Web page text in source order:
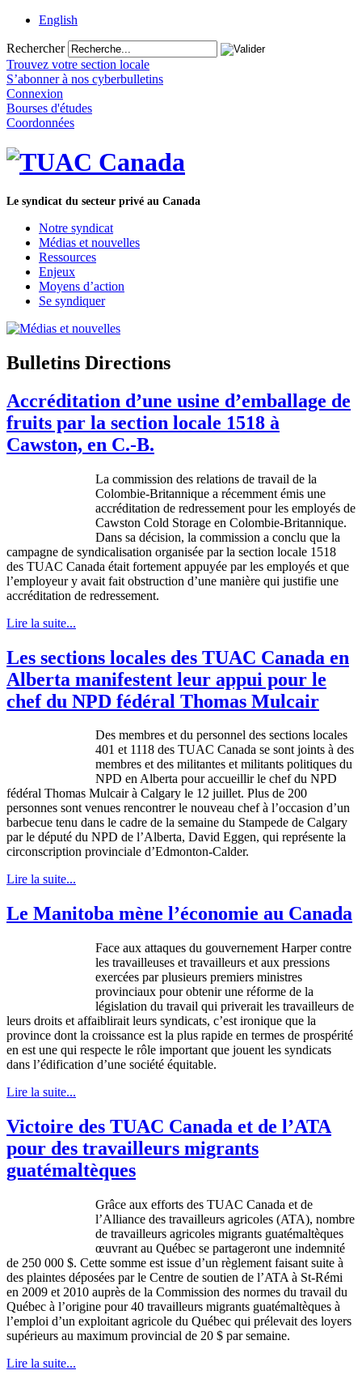
English
Rechercher
Trouvez votre section locale
S’abonner à nos cyberbulletins
Connexion
Bourses d'études
Coordonnées
Le syndicat du secteur privé au Canada
Notre syndicat
Médias et nouvelles
Ressources
Enjeux
Moyens d’action
Se syndiquer
Bulletins Directions
Accréditation d’une usine d’emballage de
fruits par la section locale 1518 à
Cawston, en C.-B.
La commission des relations de travail de la
Colombie-Britannique a récemment émis une
accréditation de redressement pour les employés de
Cawston Cold Storage en Colombie-Britannique.
Dans sa décision, la commission a conclu que la
campagne de syndicalisation organisée par la section locale 1518
des TUAC Canada était fortement appuyée par les employés et que
l’employeury avait fait obstruction d’une manière qui justifie une
accréditation de redressement.
Lire la suite...
Les sections locales des TUAC Canada en
Alberta manifestent leur appui pour le
chef du NPD fédéral Thomas Mulcair
Des membres et du personnel des sections locales
401 et 1118 des TUAC Canada se sontjoints à des
membres et des militantes et militants politiques du
NPD en Alberta pouraccueillirle chef du NPD
fédéral Thomas Mulcair à Calgary le 12 juillet. Plus de 200
personnes sontvenues rencontrerle nouveau chefà l’occasion d’un
barbecue tenu dans le cadre de la semaine du Stampede de Calgary
par le député du NPD de l’Alberta, David Eggen, qui représente la
circonscription provinciale d’Edmonton-Calder.
Lire la suite...
Le Manitoba mène l’économie au Canada
Face aux attaques du gouvernement Harpercontre
les travailleuses et travailleurs et aux pressions
exercées parplusieurs premiers ministres
provinciaux pourobtenir une réforme de la
législation du travail qui priverait les travailleurs de
leurs droits et affaiblirait leurs syndicats, c’est ironique que la
province dont la croissance est la plus rapide en termes de prospérité
en est une qui respecte le rôle important que jouent les syndicats
dans l’édification d’une société équitable.
Lire la suite...
Victoire des TUAC Canada et de l’ATA
pour des travailleurs migrants
guatémaltèques
Grâce aux efforts des TUAC Canada et de
l’Alliance des travailleurs agricoles (ATA), nombre
de travailleurs agricoles migrants guatémaltèques
œuvrant au Québec se partageront une indemnité
de 250 000 $. Cette somme est issue d’un règlement faisant suite à
des plaintes déposées par le Centre de soutien de l’ATA à St-Rémi
en 2009 et 2010 auprès de la Commission des normes du travail du
Québec à l’origine pour 40 travailleurs migrants guatémaltèques à
l’emploi d’un exploitant agricole du Québec qui prélevait des loyers
supérieurs au maximum provincial de 20 $ par semaine.
Lire la suite...